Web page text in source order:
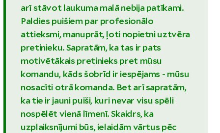
arī stāvot laukuma malā nebija patīkami.
Paldies puišiem par profesionālo
attieksmi, manuprāt, ļoti nopietni uztvēra
pretinieku. Sapratām, ka tas ir pats
motivētākais pretinieks pret mūsu
komandu, kāds šobrīd ir iespējams - mūsu
nosacīti otrā komanda. Bet arī sapratām,
ka tie ir jauni puiši, kuri nevar visu spēli
nospēlēt vienā līmenī. Skaidrs, ka
uzplaiksnījumi būs, ielaidām vārtus pēc